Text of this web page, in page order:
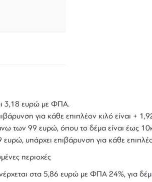
3,18 ευρώ με ΦΠΑ.
για κάθε επιπλέον κιλό είναι +
των 99 ευρώ, όπου το δέμα είναι έως
ευρώ, υπάρχει επιβάρυνση για κάθε
περιοχές
στα 5,86 ευρώ με ΦΠΑ 24%, για